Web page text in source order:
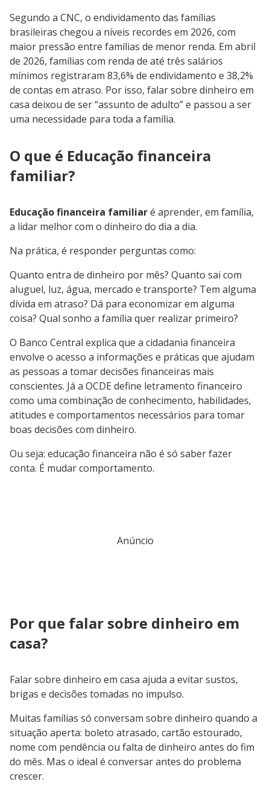
Segundo a CNC, o endividamento das famílias
brasileiras chegou a níveis recordes em 2026, com
maior pressão entre famílias de menor renda. Em abril
de 2026, famílias com renda de até três salários
mínimos registraram 83,6% de endividamento e 38,2%
de contas em atraso. Por isso, falar sobre dinheiro em
casa deixou de ser “assunto de adulto” e passou a ser
uma necessidade para toda a família.
O que é Educação financeira
familiar?
Educação financeira familiaré aprender, em família,
a lidar melhor com o dinheiro do dia a dia.
Na prática, é responder perguntas como:
Quanto entra de dinheiro por mês? Quanto sai com
aluguel, luz, água, mercado e transporte? Tem alguma
dívida em atraso? Dá para economizar em alguma
coisa? Qual sonho a família quer realizar primeiro?
O Banco Central explica que a cidadania financeira
envolve o acesso a informações e práticas que ajudam
as pessoas a tomar decisões financeiras mais
conscientes. Já a OCDE define letramento financeiro
como uma combinação de conhecimento, habilidades,
atitudes e comportamentos necessários para tomar
boas decisões com dinheiro.
Ou seja: educação financeira não é só saber fazer
conta. É mudar comportamento.
Anúncio
Por que falar sobre dinheiro em
casa?
Falar sobre dinheiro em casa ajuda a evitar sustos,
brigas e decisões tomadas no impulso.
Muitas famílias só conversam sobre dinheiro quando a
situação aperta: boleto atrasado, cartão estourado,
nome com pendência ou falta de dinheiro antes do fim
do mês. Mas o ideal é conversar antes do problema
crescer.